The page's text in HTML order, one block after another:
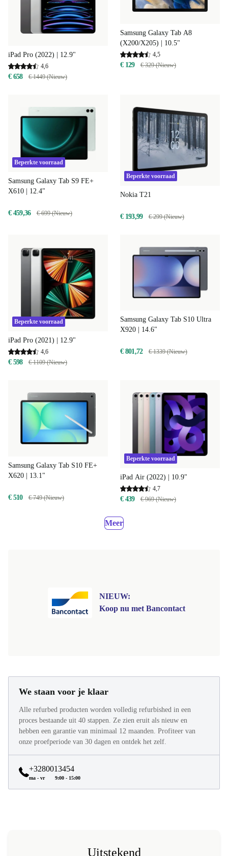
iPad Pro (2022) | 12.9"
4,6
€ 658 € 1449 (Nieuw)
Samsung Galaxy Tab A8
(X200/X205) | 10.5"
4,5
€ 129 € 329 (Nieuw)
Beperkte voorraad
Samsung Galaxy Tab S9 FE+
X610 | 12.4"
€ 459,36 € 699 (Nieuw)
Beperkte voorraad
Nokia T21
€ 193,99 € 299 (Nieuw)
Beperkte voorraad
iPad Pro (2021) | 12.9"
4,6
€ 598 € 1109 (Nieuw)
Samsung Galaxy Tab S10 Ultra
X920 | 14.6"
€ 801,72 € 1339 (Nieuw)
Samsung Galaxy Tab S10 FE+
X620 | 13.1"
€ 510 € 749 (Nieuw)
Beperkte voorraad
iPad Air (2022) | 10.9"
4,7
€ 439 € 969 (Nieuw)
Meer
NIEUW:
Koop nu met Bancontact
We staan voor je klaar
Alle refurbed producten worden volledig refurbished in een
proces bestaande uit 40 stappen. Ze zien eruit als nieuw en
hebben een garantie van minimaal 12 maanden. Profiteer van
onze proefperiode van 30 dagen en ontdek het zelf.
+3280013454
ma - vr 9:00 - 15:00
Uitstekend